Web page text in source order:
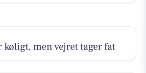
køligt, men vejret tager fat